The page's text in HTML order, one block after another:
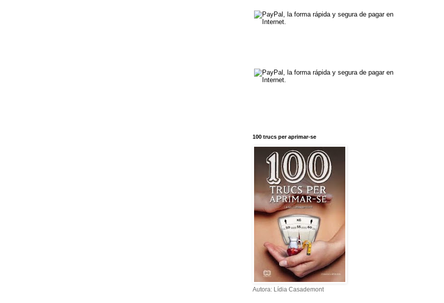
100 trucs per aprimar-se
Autora: Lídia Casademont